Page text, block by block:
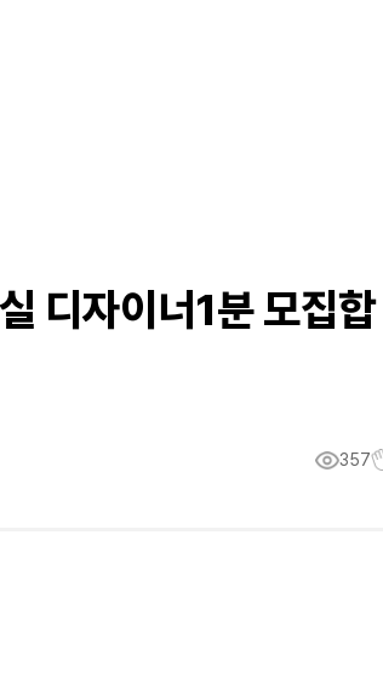
디자이너1분 모집합
357